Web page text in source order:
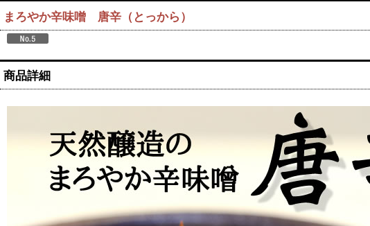
まろやか辛味噌 唐辛（とっから）
商品詳細